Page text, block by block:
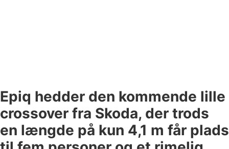
Epiq hedder den kommende lille
crossover fra Skoda, der trods
en længde på kun 4,1 m får plads